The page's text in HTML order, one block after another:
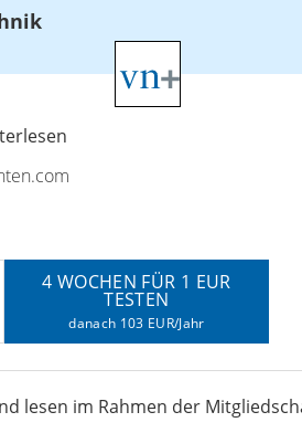
4 WOCHEN FÜR 1 EUR
TESTEN
danach 103 EUR/Jahr
lesen im Rahmen der